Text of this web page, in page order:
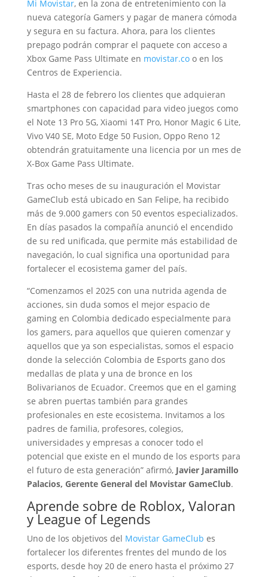
Mi Movistar, en la zona de entretenimiento con la
nueva categoría Gamers y pagar de manera cómoda
y segura en su factura. Ahora, para los clientes
prepago podrán comprar el paquete con acceso a
Xbox Game Pass Ultimate en movistar.coo en los
Centros de Experiencia.
Hasta el 28 de febrero los clientes que adquieran
smartphones con capacidad para video juegos como
el Note 13 Pro 5G, Xiaomi 14T Pro, Honor Magic 6 Lite,
Vivo V40 SE, Moto Edge 50 Fusion, Oppo Reno 12
obtendrán gratuitamente una licencia por un mes de
X-Box Game Pass Ultimate.
Tras ocho meses de su inauguración el Movistar
GameClub está ubicado en San Felipe, ha recibido
más de 9.000 gamers con 50 eventos especializados.
En días pasados la compañía anunció el encendido
de su red unificada, que permite más estabilidad de
navegación, lo cual significa una oportunidad para
fortalecer el ecosistema gamer del país.
“Comenzamos el 2025 con una nutrida agenda de
acciones, sin duda somos el mejor espacio de
gaming en Colombia dedicado especialmente para
los gamers, para aquellos que quieren comenzar y
aquellos que ya son especialistas, somos el espacio
donde la selección Colombia de Esports gano dos
medallas de plata y una de bronce en los
Bolivarianos de Ecuador. Creemos que en el gaming
se abren puertas también para grandes
profesionales en este ecosistema. Invitamos a los
padres de familia, profesores, colegios,
universidades y empresas a conocer todo el
potencial que existe en el mundo de los esports para
el futuro de esta generación” afirmó, Javier Jaramillo
Palacios, Gerente General del Movistar GameClub.
Aprende sobre de Roblox, Valoran
y League of Legends
Uno de los objetivos del Movistar GameClub es
fortalecer los diferentes frentes del mundo de los
esports, desde hoy 20 de enero hasta el próximo 27